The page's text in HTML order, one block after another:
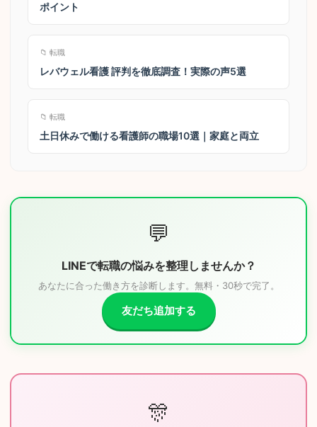
ポイント
📁 転職
レバウェル看護 評判を徹底調査！実際の声5選
📁 転職
土日休みで働ける看護師の職場10選｜家庭と両立
💬
LINEで転職の悩みを整理しませんか？
あなたに合った働き方を診断します。無料・30秒で完了。
友だち追加する
🎊